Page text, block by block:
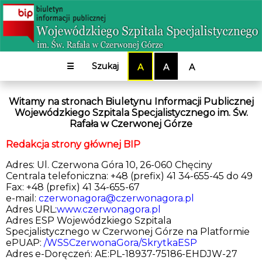
☰ Szukaj A A A
Witamy na stronach Biuletynu Informacji Publicznej
Wojewódzkiego Szpitala Specjalistycznego im. Św.
Rafała w Czerwonej Górze
Redakcja strony głównej BIP
Adres: Ul. Czerwona Góra 10, 26-060 Chęciny
Centrala telefoniczna: +48 (prefix) 41 34-655-45 do 49
Fax: +48 (prefix) 41 34-655-67
e-mail: czerwonagora@czerwonagora.pl
Adres URL:www.czerwonagora.pl
Adres ESP Wojewódzkiego Szpitala
Specjalistycznego w Czerwonej Górze na Platformie
ePUAP: /WSSCzerwonaGora/SkrytkaESP
Adres e-Doręczeń: AE:PL-18937-75186-EHDJW-27